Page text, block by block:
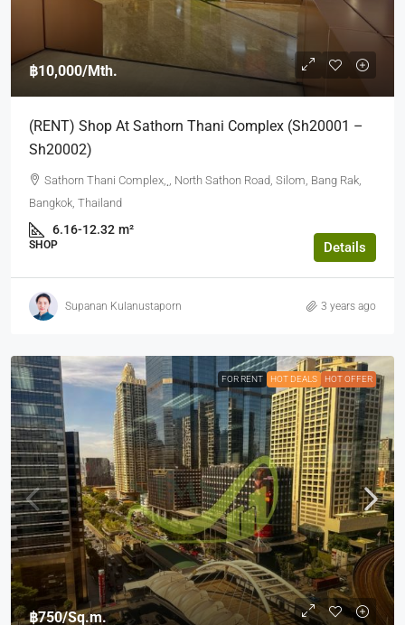
฿10,000/Mth.
(RENT) Shop At Sathorn Thani Complex (Sh20001 –
Sh20002)
Sathorn Thani Complex, ฺ, North Sathon Road, Silom, Bang Rak,
Bangkok, Thailand
6.16-12.32 m²
SHOP Details
Supanan Kulanustaporn 3 years ago
FOR RENT HOT DEALS HOT OFFER
฿750/Sq.m.